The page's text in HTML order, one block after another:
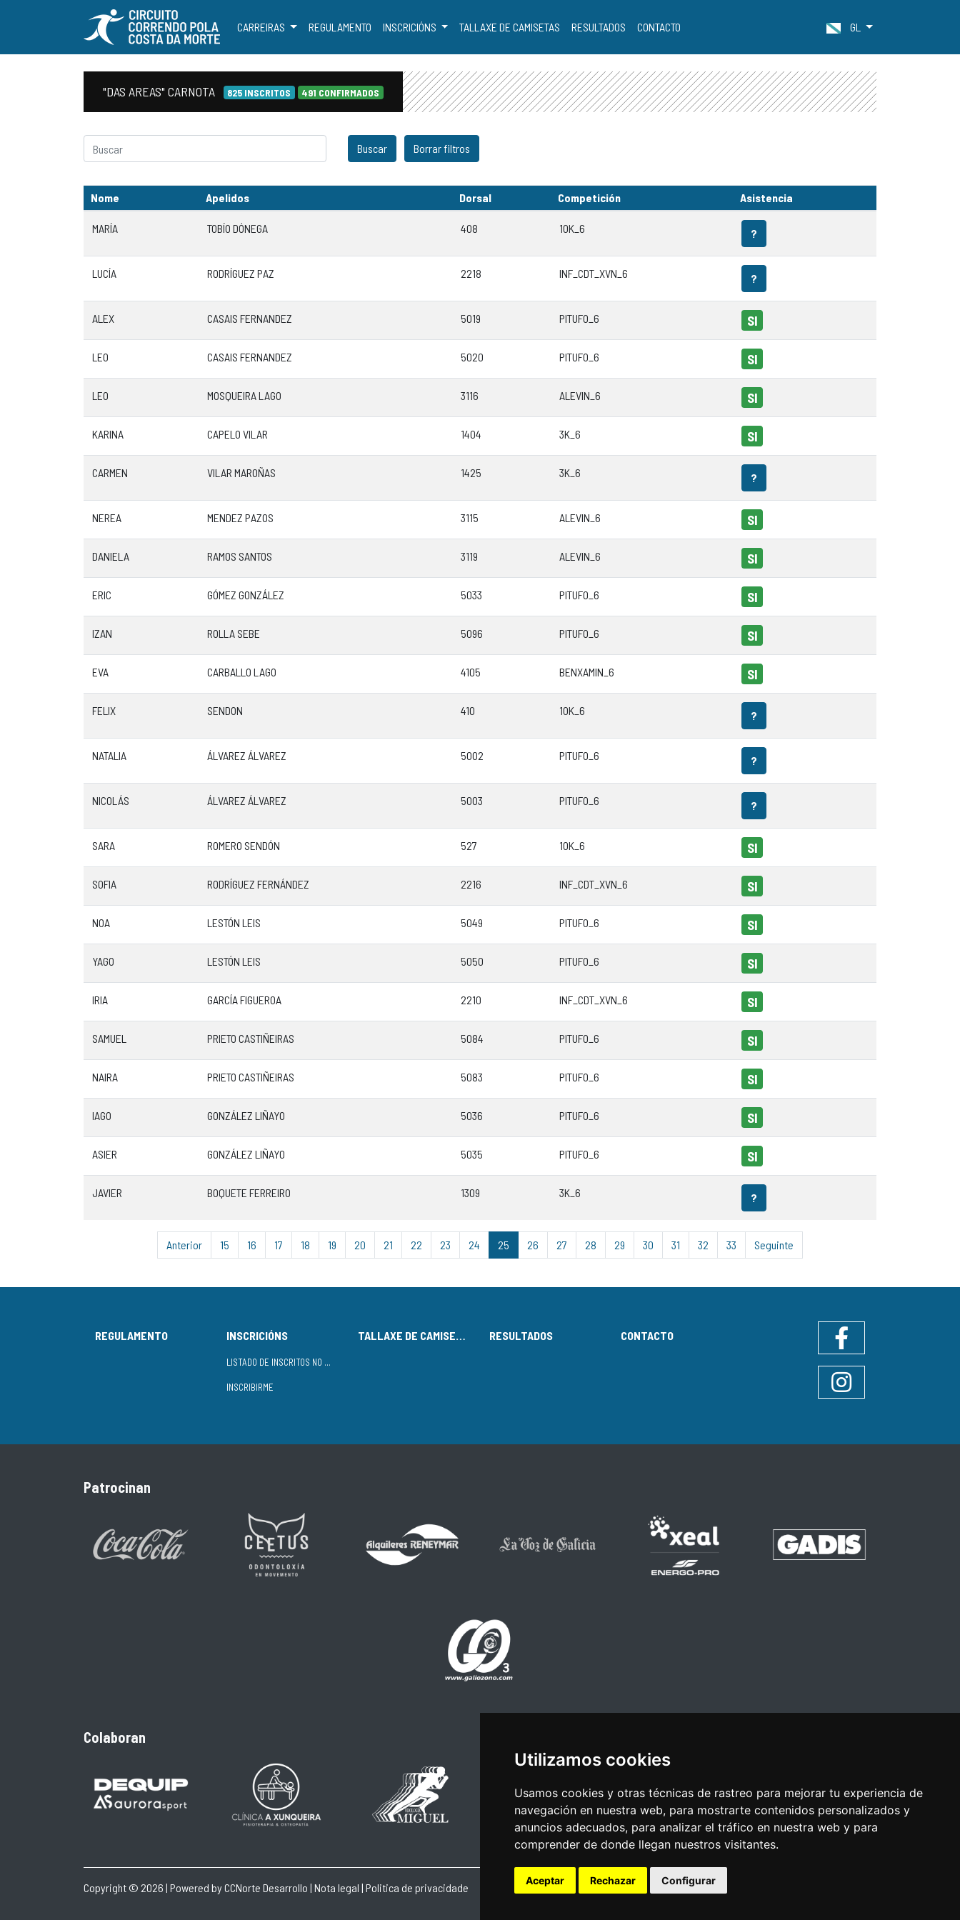
Utilizamos cookies
Usamos cookies y otras técnicas de rastreo para mejorar tu experiencia de
navegación en nuestra web, para mostrarte contenidos personalizados y
anuncios adecuados, para analizar el tráfico en nuestra web y para
comprender de donde llegan nuestros visitantes.
Aceptar Rechazar Configurar
CARREIRAS REGULAMENTO INSCRICIÓNS TALLAXE DE CAMISETAS RESULTADOS CONTACTO GL
"DAS AREAS" CARNOTA 825 INSCRITOS 491 CONFIRMADOS
Nome Apelidos Dorsal Competición Asistencia
MARÍA TOBÍO DÓNEGA 408 10K_6 ?
LUCÍA RODRÍGUEZ PAZ 2218 INF_CDT_XVN_6 ?
ALEX CASAIS FERNANDEZ 5019 PITUFO_6 SI
LEO CASAIS FERNANDEZ 5020 PITUFO_6 SI
LEO MOSQUEIRA LAGO 3116 ALEVIN_6 SI
KARINA CAPELO VILAR 1404 3K_6 SI
CARMEN VILAR MAROÑAS 1425 3K_6 ?
NEREA MENDEZ PAZOS 3115 ALEVIN_6 SI
DANIELA RAMOS SANTOS 3119 ALEVIN_6 SI
ERIC GÓMEZ GONZÁLEZ 5033 PITUFO_6 SI
IZAN ROLLA SEBE 5096 PITUFO_6 SI
EVA CARBALLO LAGO 4105 BENXAMIN_6 SI
FELIX SENDON 410 10K_6 ?
NATALIA ÁLVAREZ ÁLVAREZ 5002 PITUFO_6 ?
NICOLÁS ÁLVAREZ ÁLVAREZ 5003 PITUFO_6 ?
SARA ROMERO SENDÓN 527 10K_6 SI
SOFIA RODRÍGUEZ FERNÁNDEZ 2216 INF_CDT_XVN_6 SI
NOA LESTÓN LEIS 5049 PITUFO_6 SI
YAGO LESTÓN LEIS 5050 PITUFO_6 SI
IRIA GARCÍA FIGUEROA 2210 INF_CDT_XVN_6 SI
SAMUEL PRIETO CASTIÑEIRAS 5084 PITUFO_6 SI
NAIRA PRIETO CASTIÑEIRAS 5083 PITUFO_6 SI
IAGO GONZÁLEZ LIÑAYO 5036 PITUFO_6 SI
ASIER GONZÁLEZ LIÑAYO 5035 PITUFO_6 SI
JAVIER BOQUETE FERREIRO 1309 3K_6 ?
Anterior 15 16 17 18 19 20 21 22 23 24 25 26 27 28 29 30 31 32 33 Seguinte
REGULAMENTO INSCRICIÓNS
LISTADO DE INSCRITOS NO CIRCUÍTO
INSCRIBIRME
TALLAXE DE CAMISETAS RESULTADOS CONTACTO
Instagram
Patrocinan
Colaboran
Copyright © 2026 | Powered byCCNorte Desarrollo | Nota legal | Politica de privacidade